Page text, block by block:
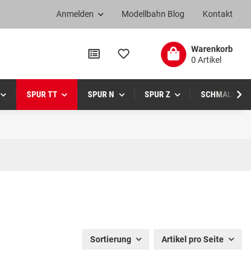
Kontakt
Modellbahn Blog
Anmelden
Warenkorb
0 Artikel
SPUR TT SPUR N SPUR Z SCHMALSPUR
Sortierung Artikel pro Seite